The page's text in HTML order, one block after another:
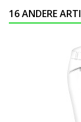
16 ANDERE